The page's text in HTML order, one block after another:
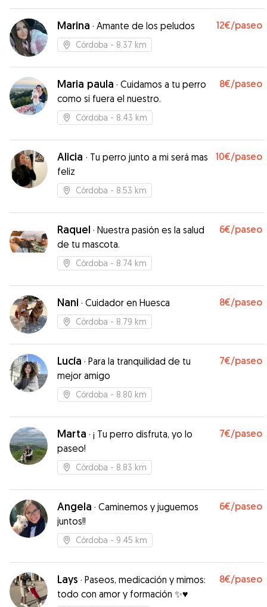
Marina · Amante de los peludos 12€/paseo
Córdoba - 8.37 km
Maria paula · Cuidamos a tu perro
como si fuera el nuestro.
8€/paseo
Córdoba - 8.43 km
Alicia · Tu perro junto a mi será mas
feliz
10€/paseo
Córdoba - 8.53 km
Raquel · Nuestra pasión es la salud
de tu mascota.
6€/paseo
Córdoba - 8.74 km
Nani · Cuidador en Huesca 8€/paseo
Córdoba - 8.79 km
Lucía · Para la tranquilidad de tu
mejor amigo
7€/paseo
Córdoba - 8.80 km
Marta · ¡ Tu perro disfruta, yo lo
paseo!
7€/paseo
Córdoba - 8.83 km
Angela · Caminemos y juguemos
juntos!!
6€/paseo
Córdoba - 9.45 km
Lays · Paseos, medicación y mimos:
todo con amor y formación ✨♥️
8€/paseo